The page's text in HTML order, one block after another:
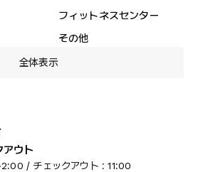
フィットネスセンター
その他
全体表示
アウト
/ チェックアウト : 11:00